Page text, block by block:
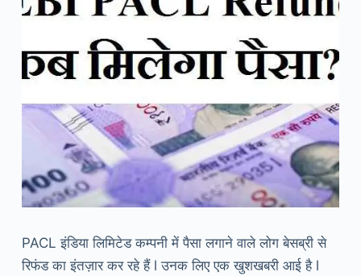
PACL इंडिया लिमिटेड कम्पनी में पैसा लगाने वाले लोग बेसब्री से
रिफंड का इंतज़ार कर रहे हैं l उनक लिए एक खुशखबरी आई है l